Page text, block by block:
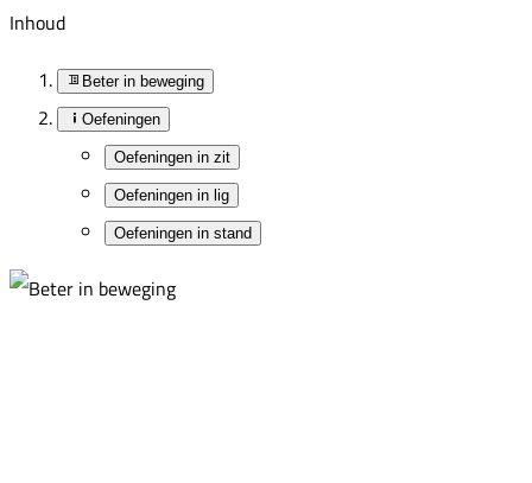
Inhoud
Beter in beweging
Oefeningen
Oefeningen in zit
Oefeningen in lig
Oefeningen in stand